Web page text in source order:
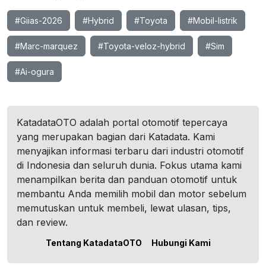
#Giias-2026 #Hybrid #Toyota #Mobil-listrik
#Marc-marquez #Toyota-veloz-hybrid #Sim
#Ai-ogura
KatadataOTO adalah portal otomotif tepercaya
yang merupakan bagian dari Katadata. Kami
menyajikan informasi terbaru dari industri otomotif
di Indonesia dan seluruh dunia. Fokus utama kami
menampilkan berita dan panduan otomotif untuk
membantu Anda memilih mobil dan motor sebelum
memutuskan untuk membeli, lewat ulasan, tips,
dan review.
Tentang KatadataOTO Hubungi Kami